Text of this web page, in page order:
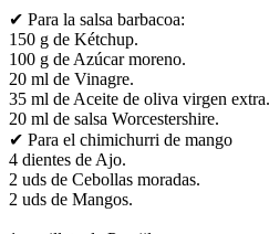
✔ Para la salsa barbacoa:
150 g de Kétchup.
100 g de Azúcar moreno.
20 ml de Vinagre.
35 ml de Aceite de oliva virgen extra.
20 ml de salsa Worcestershire.
✔ Para el chimichurri de mango
4 dientes de Ajo.
2 uds de Cebollas moradas.
2 uds de Mangos.